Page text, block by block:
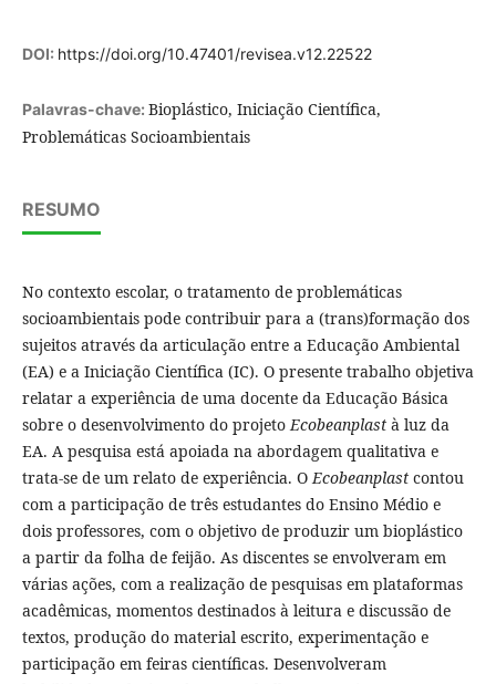
DOI: https://doi.org/10.47401/revisea.v12.22522
Palavras-chave: Bioplástico, Iniciação Científica,
Problemáticas Socioambientais
RESUMO
No contexto escolar, o tratamento de problemáticas
socioambientais pode contribuir para a (trans)formação dos
sujeitos através da articulação entre a Educação Ambiental
(EA) e a Iniciação Científica (IC). O presente trabalho objetiva
relatar a experiência de uma docente da Educação Básica
sobre o desenvolvimento do projetoEcobeanplastà luz da
EA. A pesquisa está apoiada na abordagem qualitativa e
trata-se de um relato de experiência. OEcobeanplast contou
com a participação de três estudantes do Ensino Médio e
dois professores, com o objetivo de produzir um bioplástico
a partir da folha de feijão. As discentes se envolveram em
várias ações, com a realização de pesquisas em plataformas
acadêmicas, momentos destinados à leitura e discussão de
textos, produção do material escrito, experimentação e
participação em feiras científicas. Desenvolveram